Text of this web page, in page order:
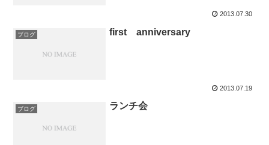
2013.07.30
ブログ first anniversary
2013.07.19
ブログ ランチ会